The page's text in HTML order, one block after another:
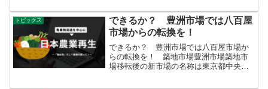
ランオーナーシェフ 奥田政行さん。ご
両人は山形の在来種...
トピックス
できるか？ 豊洲市場では八百屋
市場からの転換を！
できるか？ 豊洲市場では八百屋市場か
らの転換を！ 築地市場豊洲市場築地市
場移転後の新市場の名称は東京都中央卸